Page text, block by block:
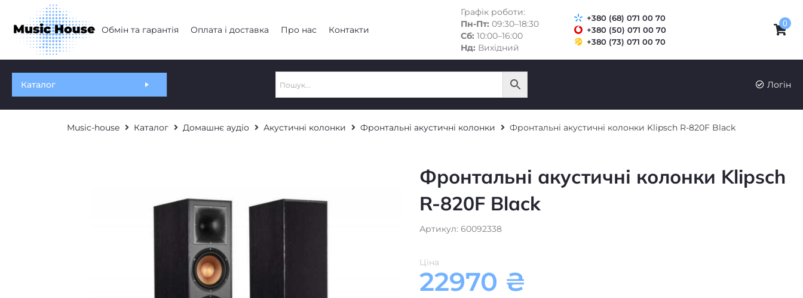
Обмін та гарантія Оплата і доставка Про нас Контакти
Графік роботи:
Пн-Пт: 09:30–18:30
Сб: 10:00–16:00
Нд: Вихідний
+380 (68) 071 00 70
+380 (50) 071 00 70
+380 (73) 071 00 70
0
Каталог Логін
Music-house Каталог Домашнє аудіо Акустичні колонки Фронтальні акустичні колонки Фронтальні акустичні колонки Klipsch R-820F Black
Фронтальні акустичні колонки Klipsch
R-820F Black
Артикул: 60092338
Ціна
22970 ₴